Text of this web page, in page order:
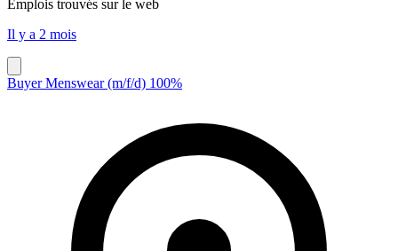
Emplois trouvés sur le web
Il y a 2 mois
Buyer Menswear (m/f/d) 100%